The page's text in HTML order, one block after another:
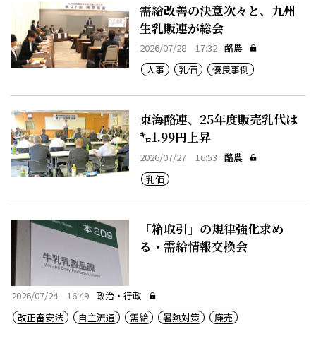
需給改善の決意次々と、九州
生乳販連が総会
2026/07/28 17:32 酪農
人事
乳価 優良事例
東海酪連、25年度販売乳代は
㌔1.99円上昇
2026/07/27 16:53 酪農
乳価
「箱取引」の規律強化求め
る・需給情報交換会
2026/07/24 16:49 政治・行政
改正畜安法
自主流通 需給 暑熱対策 廉売